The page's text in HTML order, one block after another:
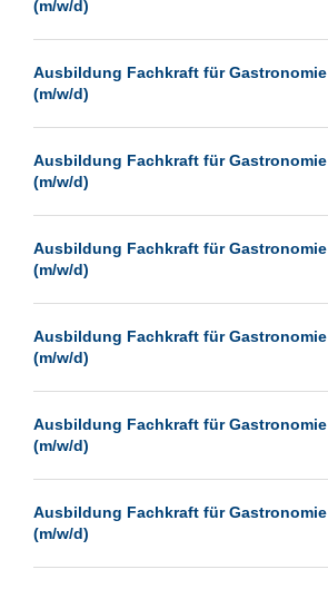
Mannheim
Neubrandenburg
Neumünster
Passau
Pforzheim
Siegburg
(m/w/d)
Ausbildung Fachkraft für Gastronomie
(m/w/d)
Ausbildung Fachkraft für Gastronomie
(m/w/d)
Ausbildung Fachkraft für Gastronomie
(m/w/d)
Ausbildung Fachkraft für Gastronomie
(m/w/d)
Ausbildung Fachkraft für Gastronomie
(m/w/d)
Ausbildung Fachkraft für Gastronomie
(m/w/d)